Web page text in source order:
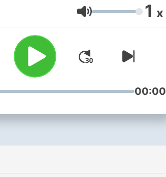
Volumen 1 x
00:00